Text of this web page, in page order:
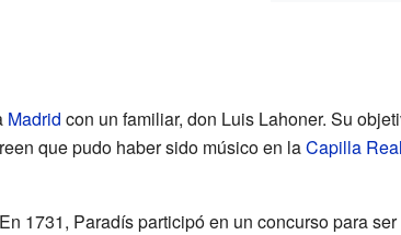
Madrid con un familiar, don Luis Lahoner. Su
que pudo haber sido músico en laCapilla
En 1731, Paradís participó en un concurso para